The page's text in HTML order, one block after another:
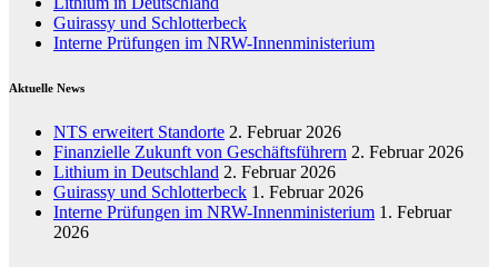
Guirassy und Schlotterbeck
Interne Prüfungen im NRW-Innenministerium
Aktuelle News
NTS erweitert Standorte 2. Februar 2026
Finanzielle Zukunft von Geschäftsführern 2. Februar 2026
Lithium in Deutschland 2. Februar 2026
Guirassy und Schlotterbeck 1. Februar 2026
Interne Prüfungen im NRW-Innenministerium 1. Februar
2026